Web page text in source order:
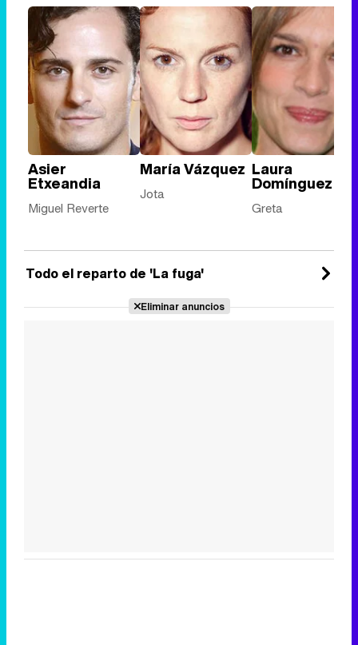
Asier
Etxeandia
Miguel Reverte
María Vázquez
Jota
Laura
Domínguez
Greta
Todo el reparto de 'La fuga'
Eliminar anuncios